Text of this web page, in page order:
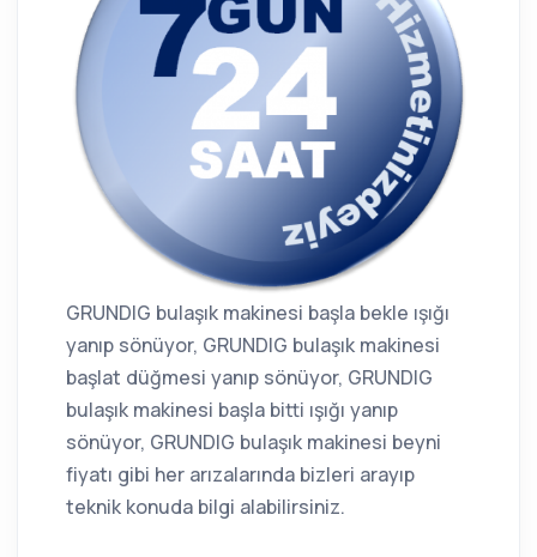
GRUNDIG bulaşık makinesi başla bekle ışığı
yanıp sönüyor, GRUNDIG bulaşık makinesi
başlat düğmesi yanıp sönüyor, GRUNDIG
bulaşık makinesi başla bitti ışığı yanıp
sönüyor, GRUNDIG bulaşık makinesi beyni
fiyatı gibi her arızalarında bizleri arayıp
teknik konuda bilgi alabilirsiniz.